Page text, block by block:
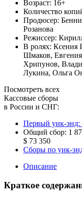
Возраст: 16+
Количество
Продюсер:
Розанова
Режиссер:
В ролях: Ксения
Шмаков,
Хрипунов,
Лукина, Ольга
Посмотреть всех
Кассовые сборы
в России и СНГ:
Первый уик-энд:
Общий сбор: 1
$ 73 350
Сборы по уик-
Описание
Краткое